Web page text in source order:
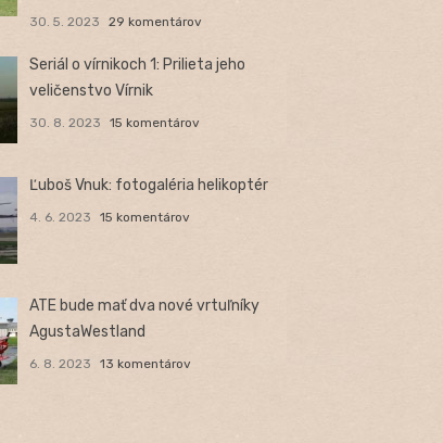
30. 5. 2023 29 komentárov
Seriál o vírnikoch 1: Prilieta jeho
veličenstvo Vírnik
30. 8. 2023 15 komentárov
Ľuboš Vnuk: fotogaléria helikoptér
4. 6. 2023 15 komentárov
ATE bude mať dva nové vrtuľníky
AgustaWestland
6. 8. 2023 13 komentárov